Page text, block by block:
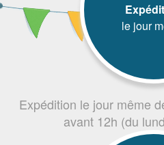
le jour
Expédition le jour même
avant 12h (du